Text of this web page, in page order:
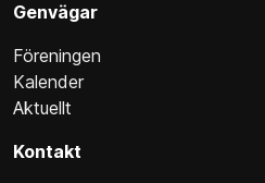
Genvägar
Föreningen
Kalender
Aktuellt
Kontakt